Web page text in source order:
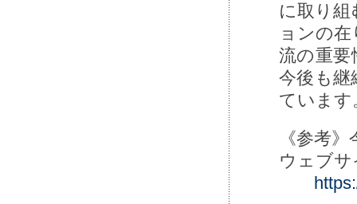
に取り
ョンの
流の重
今後も
ています
《参考
ウェブ